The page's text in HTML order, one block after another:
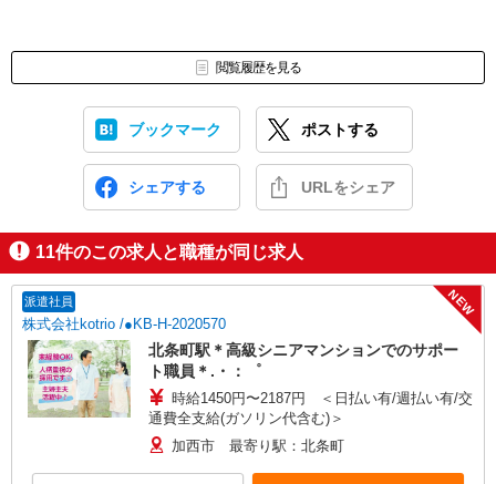
閲覧履歴を見る
ブックマーク ポストする
シェアする URLをシェア
11件のこの求人と職種が同じ求人
派遣社員
株式会社kotrio /●KB-H-2020570
NEW
北条町駅＊高級シニアマンションでのサポー
ト職員＊.・：゜
時給1450円〜2187円 ＜日払い有/週払い有/交
通費全支給(ガソリン代含む)＞
加西市 最寄り駅：北条町